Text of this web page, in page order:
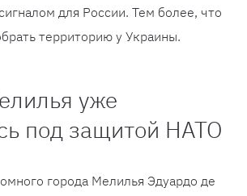
для России. Тем более, что
территорию у Украины.
уже
под защитой НАТО
города Мелилья Эдуардо де